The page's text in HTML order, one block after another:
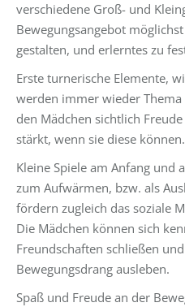
verschiedene Groß- und
Bewegungsangebot
gestalten, und erlerntes zu
Erste turnerische Elemente,
werden immer wieder
den Mädchen sichtlich
stärkt, wenn sie diese können.
Kleine Spiele am Anfang und
zum Aufwärmen, bzw. als
fördern zugleich das soziale
Die Mädchen können sich
Freundschaften schließen
Bewegungsdrang ausleben.
Spaß und Freude an der